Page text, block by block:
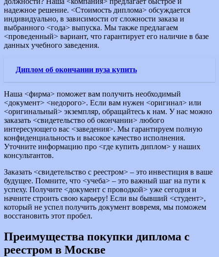
надежное решение. <Стоимость диплома> обсуждается
индивидуально, в зависимости от сложности заказа и
выбранного <года> выпуска. Мы также предлагаем
<проведенный> вариант, что гарантирует его наличие в базе
данных учебного заведения.
Диплом об окончании вуза купить
Наша <фирма> поможет вам получить необходимый
<документ> <недорого>. Если вам нужен <оригинал> или
<оригинальный> экземпляр, обращайтесь к нам. У нас можно
заказать <свидетельство об окончании> любого
интересующего вас <заведения>. Мы гарантируем полную
конфиденциальность и высокое качество исполнения.
Уточните информацию про <где купить диплом> у наших
консультантов.
Заказать <свидетельство с реестром> – это инвестиция в ваше
будущее. Помните, что <учеба> – это важный шаг на пути к
успеху. Получите <документ с проводкой> уже сегодня и
начните строить свою карьеру! Если вы бывший <студент>,
который не успел получить документ вовремя, мы поможем
восстановить этот пробел.
Преимущества покупки диплома с
реестром в Москве